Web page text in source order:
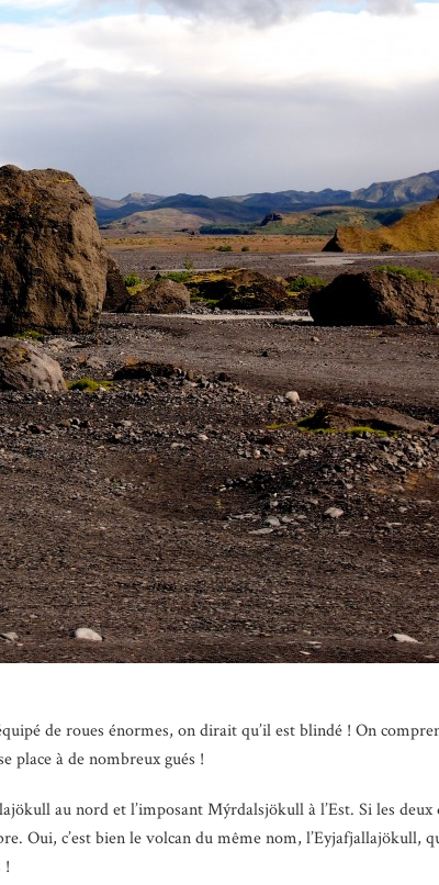
de roues énormes, on dirait qu’il est blindé ! On
place à de nombreux gués !
au nord et l’imposant Mýrdalsjökull à l’Est. Si les deux
Oui, c’est bien le volcan du même nom, l’Eyjafjallajökull,
!